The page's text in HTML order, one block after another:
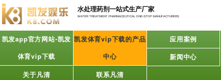
水处理药剂一站式生产厂家
WATER TREATMENT PHARMACEUTICAL ONE-STOP MANUFACTURERS
凯发app官方网站-凯发
体育vip下载
凯发体育vip下载的产品
中心
应用案例
新闻中心
关于凡清
联系凡清